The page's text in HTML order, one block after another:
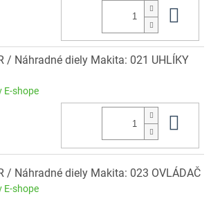
/ Náhradné diely Makita: 021 UHLÍKY
E-shope
/ Náhradné diely Makita: 023 OVLÁDAČ
E-shope